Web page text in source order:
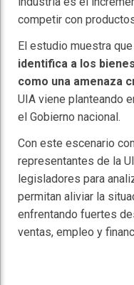
competir con
El estudio muestra que
identifica a los
como una amenaza
UIA viene planteando
el Gobierno nacional.
Con este escenario
representantes de la
legisladores para
permitan aliviar la
enfrentando fuertes
ventas, empleo y